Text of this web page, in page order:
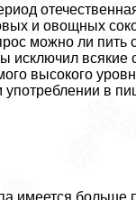
и овощных
можно ли пить
исключил
высокого
в